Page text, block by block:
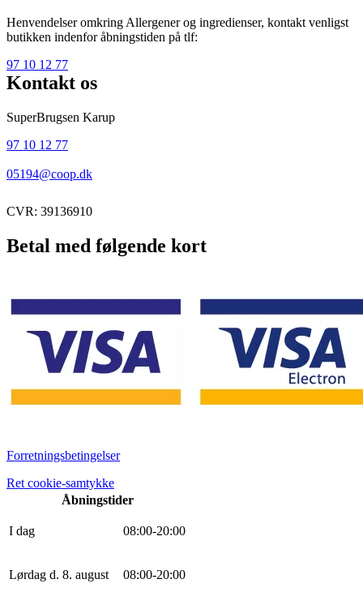
Henvendelser omkring Allergener og ingredienser, kontakt venligst
butikken indenfor åbningstiden på tlf:
97 10 12 77
Kontakt os
SuperBrugsen Karup
97 10 12 77
05194@coop.dk
CVR: 39136910
Betal med følgende kort
Forretningsbetingelser
Ret cookie-samtykke
Åbningstider
I dag 08:00-20:00
Lørdag d. 8. august 08:00-20:00